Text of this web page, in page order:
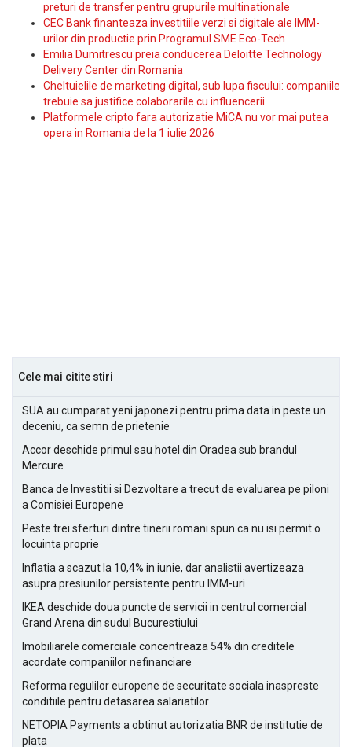
preturi de transfer pentru grupurile multinationale
CEC Bank finanteaza investitiile verzi si digitale ale IMM-
urilor din productie prin Programul SME Eco-Tech
Emilia Dumitrescu preia conducerea Deloitte Technology
Delivery Center din Romania
Cheltuielile de marketing digital, sub lupa fiscului: companiile
trebuie sa justifice colaborarile cu influencerii
Platformele cripto fara autorizatie MiCA nu vor mai putea
opera in Romania de la 1 iulie 2026
Cele mai citite stiri
SUA au cumparat yeni japonezi pentru prima data in peste un
deceniu, ca semn de prietenie
Accor deschide primul sau hotel din Oradea sub brandul
Mercure
Banca de Investitii si Dezvoltare a trecut de evaluarea pe piloni
a Comisiei Europene
Peste trei sferturi dintre tinerii romani spun ca nu isi permit o
locuinta proprie
Inflatia a scazut la 10,4% in iunie, dar analistii avertizeaza
asupra presiunilor persistente pentru IMM-uri
IKEA deschide doua puncte de servicii in centrul comercial
Grand Arena din sudul Bucurestiului
Imobiliarele comerciale concentreaza 54% din creditele
acordate companiilor nefinanciare
Reforma regulilor europene de securitate sociala inaspreste
conditiile pentru detasarea salariatilor
NETOPIA Payments a obtinut autorizatia BNR de institutie de
plata